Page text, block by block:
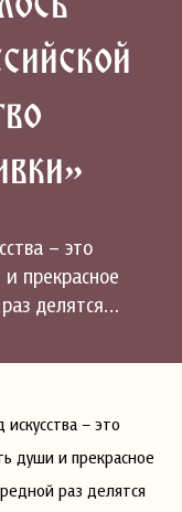
– это
прекрасное
делятся…
– это
души и прекрасное
раз делятся